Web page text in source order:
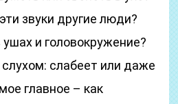
звуки другие люди?
и головокружение?
слабеет или даже
главное – как